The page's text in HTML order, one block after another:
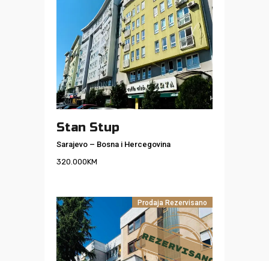
Stan Stup
Sarajevo – Bosna i Hercegovina
320.000KM
Prodaja Rezervisano